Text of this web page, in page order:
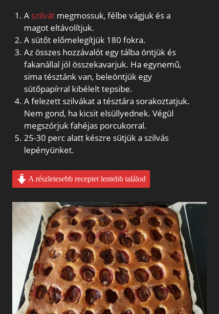
A szilvátmegmossuk, félbe vágjuk és a
magot eltávolítjuk.
A sütőt előmelegítjük 180 fokra.
Az összes hozzávalót egy tálba öntjük és
fakanállal jól összekavarjuk. Ha egynemű,
sima tésztánk van, beleöntjük egy
sütőpapírral kibélelt tepsibe.
A felezett szilvákat a tésztára sorakoztatjuk.
Nem gond, ha kicsit elsüllyednek. Végül
megszórjuk fahéjas porcukorral.
25-30 perc alatt készre sütjük a szilvás
lepényünket.
A részletesebb receptet lentebb találod